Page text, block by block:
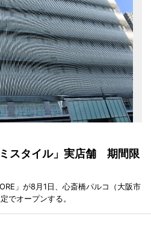
スタイル」実店舗 期間限
」が8月1日、心斎橋パルコ（大阪市
でオープンする。